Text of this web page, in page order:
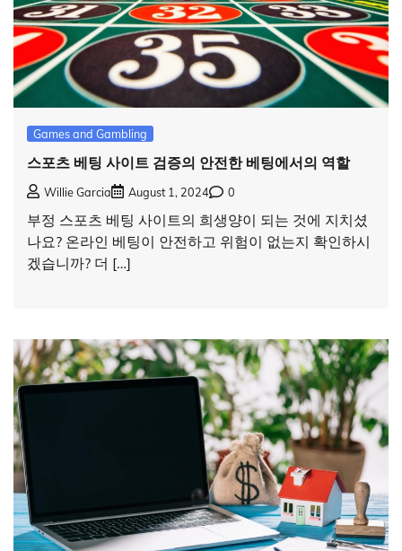
Games and Gambling
스포츠 베팅 사이트 검증의 안전한 베팅에서의 역할
Willie Garcia August 1, 2024 0
부정 스포츠 베팅 사이트의 희생양이 되는 것에 지치셨
나요? 온라인 베팅이 안전하고 위험이 없는지 확인하시
겠습니까? 더 […]